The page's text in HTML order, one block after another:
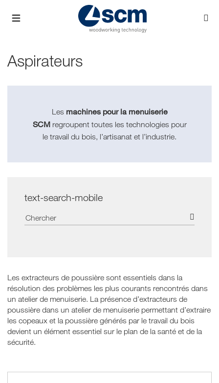
Aspirateurs
Les machines pour la menuiserie
SCMregroupent toutes les technologies pour
le travail du bois, l’artisanat et l’industrie.
text-search-mobile
Les extracteurs de poussière sont essentiels dans la
résolution des problèmes les plus courants rencontrés dans
un atelier de menuiserie. La présence d’extracteurs de
poussière dans un atelier de menuiserie permettant d’extraire
les copeaux et la poussière générés par le travail du bois
devient un élément essentiel sur le plan de la santé et de la
sécurité.